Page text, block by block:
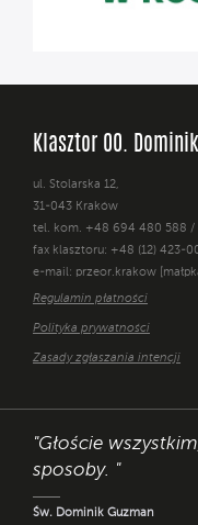
Klasztor OO.
ul. Stolarska 12,
31-043 Kraków
tel. kom. +48 694 480 588 /
fax klasztoru: +48 (12) 423-
e-mail: przeor.krakow
Regulamin płatności
Polityka prywatności
Zasady zgłaszania intencji
"Głoście
sposoby. "
Św. Dominik Guzman